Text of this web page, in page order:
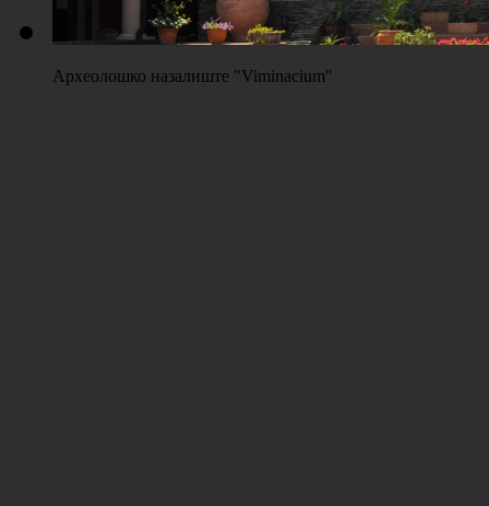
Археолошко назалиште "Viminacium"